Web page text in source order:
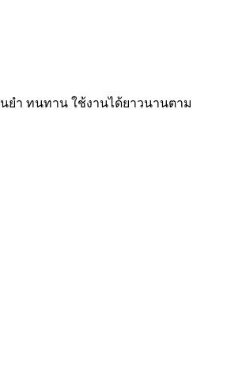
ยำ ทนทาน ใช้งานได้ยาวนานตาม